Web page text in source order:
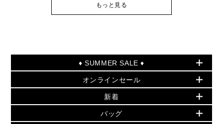
もっと見る
♦ SUMMER SALE ♦
セールおすすめアイテム
▶ ウィメンズ
バッグ
オンラインセール
PRODUCT OF THE MONTH - 今月の特別価格
再値下げアイテム
新着
夏のスタイル
バッグ